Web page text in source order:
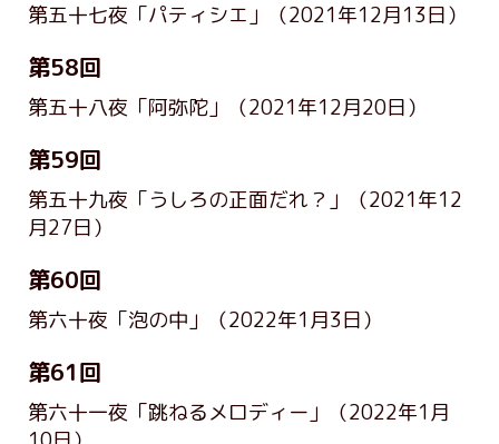
第五十七夜「パティシエ」 （2021年12月13日）
第58回
第五十八夜「阿弥陀」 （2021年12月20日）
第59回
第五十九夜「うしろの正面だれ？」
（2021年12
月27日）
第60回
第六十夜「泡の中」 （2022年1月3日）
第61回
第六十一夜「跳ねるメロディー」
（2022年1月